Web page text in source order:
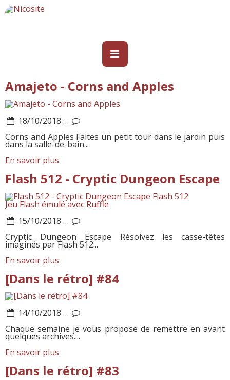
Amajeto - Corns and Apples
18/10/2018 …
Corns and Apples Faites un petit tour dans le jardin puis
dans la salle-de-bain...
En savoir plus
Flash 512 - Cryptic Dungeon Escape
Flash 512
Jeu Flash émulé avec Ruffle
15/10/2018 …
Cryptic Dungeon Escape Résolvez les casse-têtes
imaginés par Flash 512...
En savoir plus
[Dans le rétro] #84
14/10/2018 …
Chaque semaine je vous propose de remettre en avant
quelques archives....
En savoir plus
[Dans le rétro] #83